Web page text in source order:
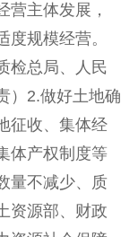
营主体发展，
规模经营。
检总局、人民
）2.做好土地确
征收、集体经
体产权制度等
量不减少、质
资源部、财政